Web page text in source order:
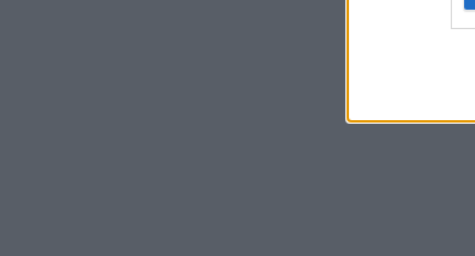
2027: Δείτε πότε αναμένονται